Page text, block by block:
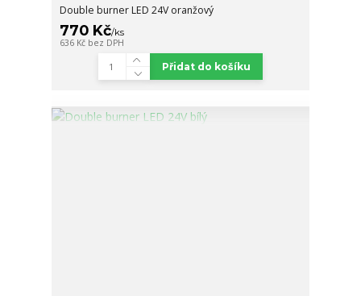
Double burner LED 24V oranžový
770 Kč/ks
636 Kč bez DPH
Přidat do košíku